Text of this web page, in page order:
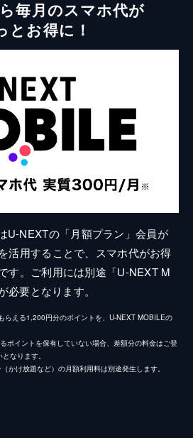
毎月のスマホ代が
とお得に！
U-NEXTの「月額プラン」会員が
活用することで、スマホ代がお得
す。ご利用には別途「U-NEXT M
要となります。
らえる1,200円分のポイントを、U-NEXT MOBILEの
ポイントを保有していない場合、差額分の料金はご登
なります。
かけ放題など）の月額利用料は別途発生します。